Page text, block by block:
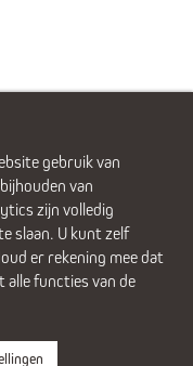
Delft
Den Haag
Zoetermeer
gebruik van
van
zijn volledig
slaan. U kunt zelf
er rekening mee dat
alle functies van de